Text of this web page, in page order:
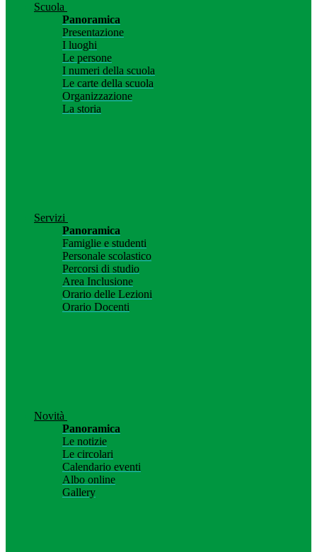
Scuola
Panoramica
Presentazione
I luoghi
Le persone
I numeri della scuola
Le carte della scuola
Organizzazione
La storia
Servizi
Panoramica
Famiglie e studenti
Personale scolastico
Percorsi di studio
Area Inclusione
Orario delle Lezioni
Orario Docenti
Novità
Panoramica
Le notizie
Le circolari
Calendario eventi
Albo online
Gallery